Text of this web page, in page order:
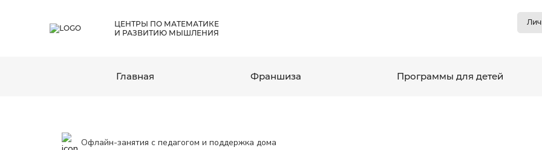
ЦЕНТРЫ ПО МАТЕМАТИКЕ
И РАЗВИТИЮ МЫШЛЕНИЯ
Главная Франшиза Программы для детей
Офлайн-занятия с педагогом и поддержка дома